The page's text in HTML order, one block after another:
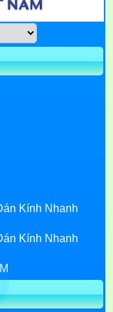
Kính Nhanh
Kính Nhanh